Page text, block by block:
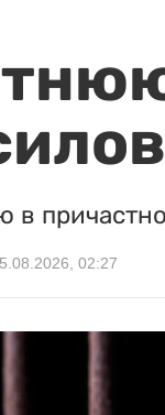
в
02:27